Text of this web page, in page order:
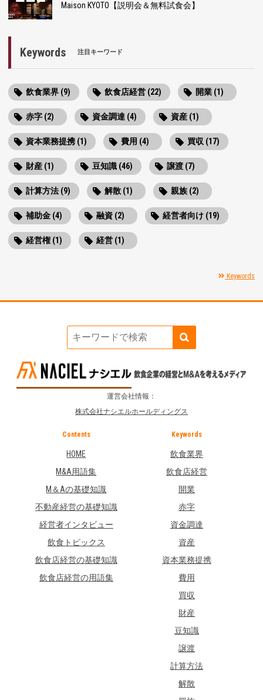
Maison KYOTO【説明会＆無料試食会】
Keywords 注目キーワード
飲食業界 (9) 飲食店経営 (22) 開業 (1)
赤字 (2) 資金調達 (4) 資産 (1)
資本業務提携 (1) 費用 (4) 買収 (17)
財産 (1) 豆知識 (46) 譲渡 (7)
計算方法 (9) 解散 (1) 親族 (2)
補助金 (4) 融資 (2) 経営者向け (19)
経営権 (1) 経営 (1)
Keywords
運営会社情報：
株式会社ナシエルホールディングス
Contents
HOME
M&A用語集
M＆Aの基礎知識
不動産経営の基礎知識
経営者インタビュー
飲食トピックス
飲食店経営の基礎知識
飲食店経営の用語集
Keywords
飲食業界
飲食店経営
開業
赤字
資金調達
資産
資本業務提携
費用
買収
財産
豆知識
譲渡
計算方法
解散